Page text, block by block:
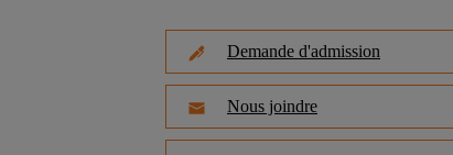
Demande d'admission
Nous joindre